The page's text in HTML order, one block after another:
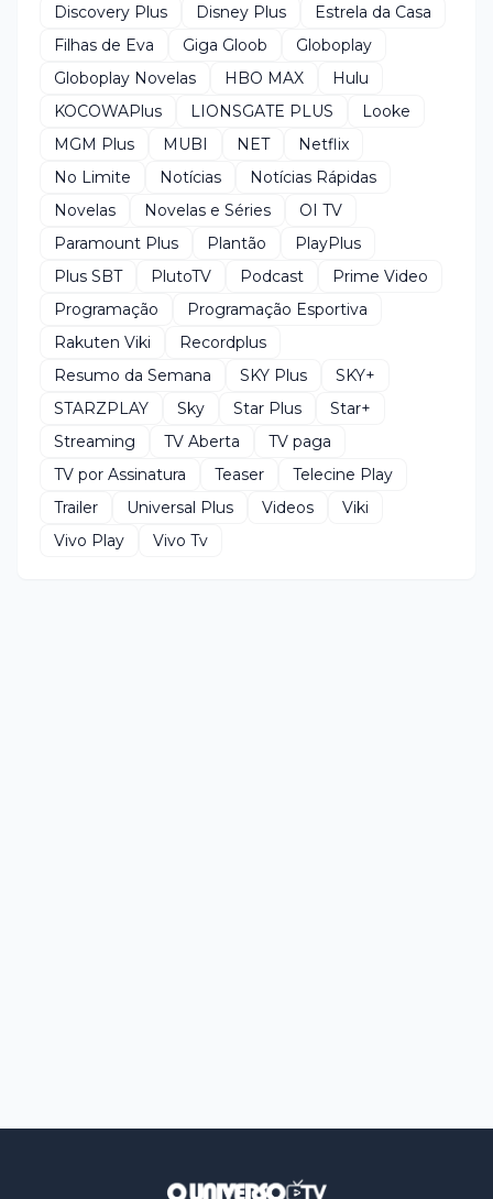
Discovery Plus
Disney Plus
Estrela da Casa
Filhas de Eva
Giga Gloob
Globoplay
Globoplay Novelas
HBO MAX
Hulu
KOCOWAPlus
LIONSGATE PLUS
Looke
MGM Plus
MUBI NET
Netflix
No Limite
Notícias
Notícias Rápidas
Novelas
Novelas e Séries
OI TV
Paramount Plus
Plantão
PlayPlus
Plus SBT
PlutoTV Podcast
Prime Video
Programação
Programação Esportiva
Rakuten Viki
Recordplus
Resumo da Semana
SKY Plus
SKY+
STARZPLAY
Sky Star Plus
Star+
Streaming
TV Aberta
TV paga
TV por Assinatura
Teaser
Telecine Play
Trailer
Universal Plus Videos
Viki
Vivo Play
Vivo Tv